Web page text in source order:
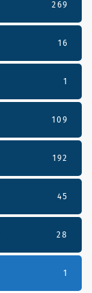
269
16
1
109
192
45
28
1